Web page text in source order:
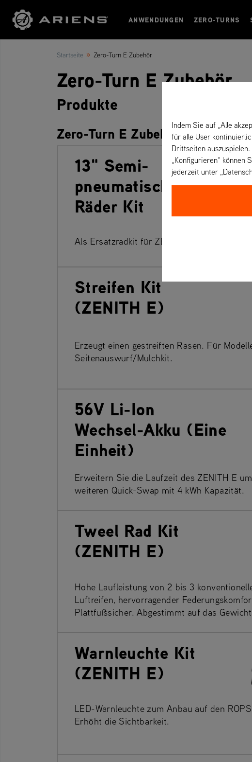
ANWENDUNGEN ZERO-TURNS
Startseite » Zero-Turn E Zubehör
Zero-Turn E Zubehör
Produkte
Zero-Turn E Zubehör
13" Semi-
pneumatische Front
Räder Kit
Als Ersatzradkit für ZENITH E, ZENITH und
Streifen Kit
(ZENITH E)
Erzeugt einen gestreiften Rasen. Für
Seitenauswurf/Mulchkit.
56V Li-Ion
Wechsel-Akku (Eine
Einheit)
Erweitern Sie die Laufzeit des ZENITH E
weiteren Quick-Swap mit 4 kWh Kapazität.
Tweel Rad Kit
(ZENITH E)
Hohe Laufleistung von 2 bis 3
Luftreifen, hervorragender
Plattfußsicher. Abgestimmt auf das
Warnleuchte Kit
(ZENITH E)
LED-Warnleuchte zum Anbau auf den
Erhöht die Sichtbarkeit.
Indem Sie auf „Alle
für alle User
Drittseiten
„Konfigurieren“
jederzeit unter